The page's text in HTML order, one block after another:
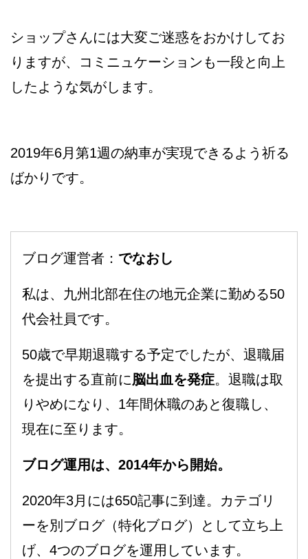
ショップさんには大変ご迷惑をおかけしてお
りますが、コミニュケーションも一段と向上
したような気がします。
2019年6月第1週の納車が実現できるよう祈る
ばかりです。
ブログ運営者： でなおし
私は、九州北部在住の地元企業に勤める50
代会社員です。
50歳で早期退職する予定でしたが、退職届
を提出する直前に脳出血を発症。退職は取
りやめになり、1年間休職のあと復職し、
現在に至ります。
ブログ運用は、2014年から開始。
2020年3月には650記事に到達。カテゴリ
ーを別ブログ（特化ブログ）として立ち上
げ、4つのブログを運用しています。